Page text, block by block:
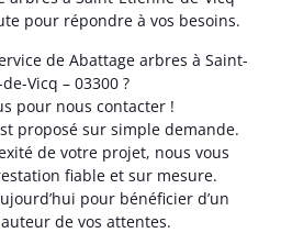
pour répondre à vos besoins.
de Abattage arbres à Saint-
Vicq – 03300 ?
pour nous contacter !
proposé sur simple demande.
de votre projet, nous vous
fiable et sur mesure.
pour bénéficier d’un
de vos attentes.